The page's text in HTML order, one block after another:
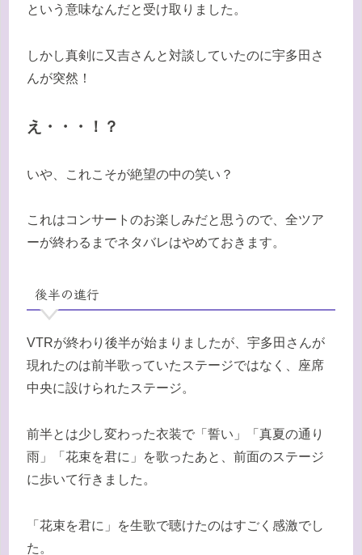
という意味なんだと受け取りました。
しかし真剣に又吉さんと対談していたのに宇多田さ
んが突然！
え・・・！？
いや、これこそが絶望の中の笑い？
これはコンサートのお楽しみだと思うので、全ツア
ーが終わるまでネタバレはやめておきます。
後半の進行
VTRが終わり後半が始まりましたが、宇多田さんが
現れたのは前半歌っていたステージではなく、座席
中央に設けられたステージ。
前半とは少し変わった衣装で「誓い」「真夏の通り
雨」「花束を君に」を歌ったあと、前面のステージ
に歩いて行きました。
「花束を君に」を生歌で聴けたのはすごく感激でし
た。